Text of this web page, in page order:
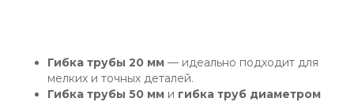
Гибка трубы 20 мм — идеально подходит для
мелких и точных деталей.
Гибка трубы 50 мм и гибка труб диаметром